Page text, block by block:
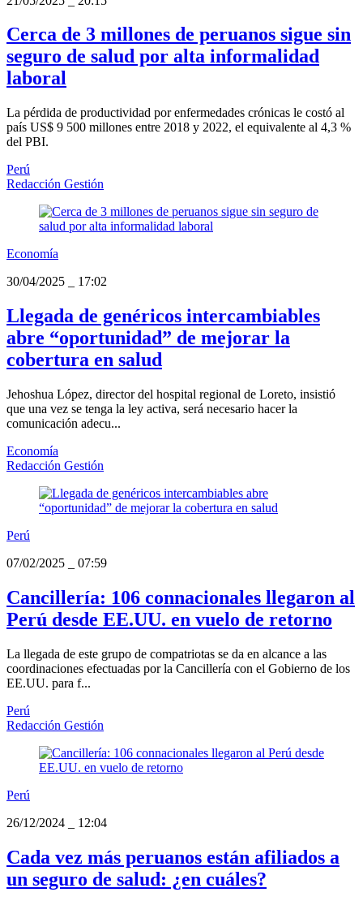
Cerca de 3 millones de peruanos sigue sin
seguro de salud por alta informalidad
laboral
La pérdida de productividad por enfermedades crónicas le costó al
país US$ 9 500 millones entre 2018 y 2022, el equivalente al 4,3 %
del PBI.
Perú
Redacción Gestión
Economía
30/04/2025
17:02
Llegada de genéricos intercambiables
abre “oportunidad” de mejorar la
cobertura en salud
Jehoshua López, director del hospital regional de Loreto, insistió
que una vez se tenga la ley activa, será necesario hacer la
comunicación adecu...
Economía
Redacción Gestión
Perú
07/02/2025
07:59
Cancillería: 106 connacionales llegaron al
Perú desde EE.UU. en vuelo de retorno
La llegada de este grupo de compatriotas se da en alcance a las
coordinaciones efectuadas por la Cancillería con el Gobierno de los
EE.UU. para f...
Perú
Redacción Gestión
Perú
26/12/2024
12:04
Cada vez más peruanos están afiliados a
un seguro de salud: ¿en cuáles?